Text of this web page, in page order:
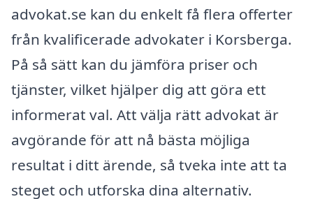
advokat.se kan du enkelt få flera offerter
från kvalificerade advokater i Korsberga.
På så sätt kan du jämföra priser och
tjänster, vilket hjälper dig att göra ett
informerat val. Att välja rätt advokat är
avgörande för att nå bästa möjliga
resultat i ditt ärende, så tveka inte att ta
steget och utforska dina alternativ.